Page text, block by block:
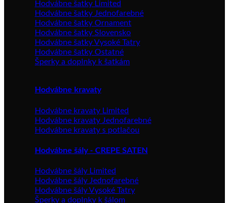
Hodvábne šatky Limited
Hodvábne šatky Jednofarebné
Hodvábne šatky Ornament
Hodvábne šatky Slovensko
Hodvábne šatky Vysoké Tatry
Hodvábne šatky Ostatné
Šperky a doplnky k šatkám
Hodvábne kravaty
Hodvábne kravaty Limited
Hodvábne kravaty Jednofarebné
Hodvábne kravaty s potlačou
Hodvábne šály - CREPE SATEN
Hodvábne šály Limited
Hodvábne šály Jednofarebné
Hodvábne šály Vysoké Tatry
Šperky a doplnky k šálom